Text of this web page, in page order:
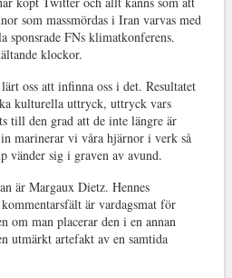
som massmördas i Iran varvas med
sponsrade FNs klimatkonferens.
klockor.
oss att infinna oss i det. Resultatet
kulturella uttryck, uttryck vars
till den grad att de inte längre är
marinerar vi våra hjärnor i verk så
vänder sig i graven av avund.
är Margaux Dietz. Hennes
är vardagsmat för
om man placerar den i en annan
utmärkt artefakt av en samtida